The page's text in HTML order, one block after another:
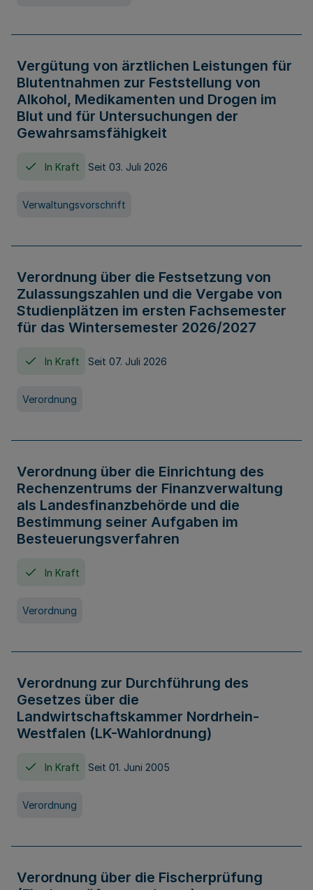
Vergütung von ärztlichen Leistungen für
Blutentnahmen zur Feststellung von
Alkohol, Medikamenten und Drogen im
Blut und für Untersuchungen der
Gewahrsamsfähigkeit
In Kraft Seit 03. Juli 2026
Verwaltungsvorschrift
Verordnung über die Festsetzung von
Zulassungszahlen und die Vergabe von
Studienplätzen im ersten Fachsemester
für das Wintersemester 2026/2027
In Kraft Seit 07. Juli 2026
Verordnung
Verordnung über die Einrichtung des
Rechenzentrums der Finanzverwaltung
als Landesfinanzbehörde und die
Bestimmung seiner Aufgaben im
Besteuerungsverfahren
In Kraft
Verordnung
Verordnung zur Durchführung des
Gesetzes über die
Landwirtschaftskammer Nordrhein-
Westfalen (LK-Wahlordnung)
In Kraft Seit 01. Juni 2005
Verordnung
Verordnung über die Fischerprüfung